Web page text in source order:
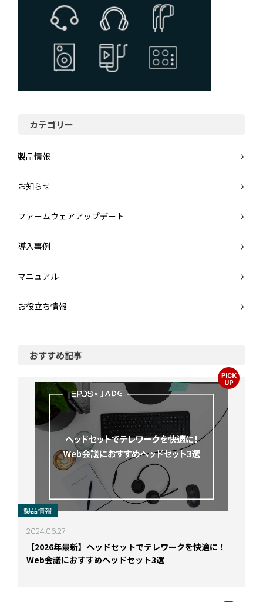
カテゴリー
製品情報
お知らせ
ファームウェアアップデート
導入事例
マニュアル
お役立ち情報
おすすめ記事
製品情報
2024.06.27
【2026年最新】ヘッドセットでテレワークを快適に！
Web会議におすすめヘッドセット3選